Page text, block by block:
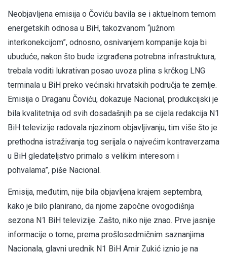
Neobjavljena emisija o Čoviću bavila se i aktuelnom temom
energetskih odnosa u BiH, takozvanom “južnom
interkonekcijom”, odnosno, osnivanjem kompanije koja bi
ubuduće, nakon što bude izgrađena potrebna infrastruktura,
trebala voditi lukrativan posao uvoza plina s krčkog LNG
terminala u BiH preko većinski hrvatskih područja te zemlje.
Emisija o Draganu Čoviću, dokazuje Nacional, produkcijski je
bila kvalitetnija od svih dosadašnjih pa se cijela redakcija N1
BiH televizije radovala njezinom objavljivanju, tim više što je
prethodna istraživanja tog serijala o najvećim kontraverzama
u BiH gledateljstvo primalo s velikim interesom i
pohvalama”, piše Nacional.
Emisija, međutim, nije bila objavljena krajem septembra,
kako je bilo planirano, da njome započne ovogodišnja
sezona N1 BiH televizije. Zašto, niko nije znao. Prve jasnije
informacije o tome, prema prošlosedmičnim saznanjima
Nacionala, glavni urednik N1 BiH Amir Zukić iznio je na